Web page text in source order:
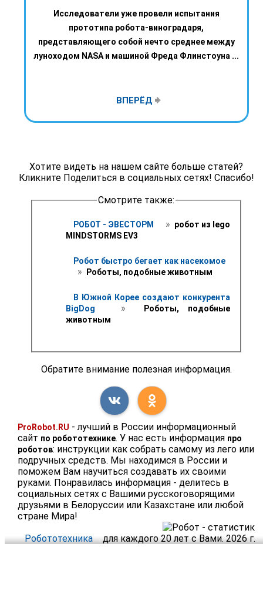
Исследователи уже провели испытания
прототипа робота-виноградаря,
представляющего собой нечто среднее между
луноходом NASA и машиной Фреда Флинстоуна ...
ВПЕРЁД
Хотите видеть на нашем сайте больше статей?
Кликните Поделиться в социальных сетях! Спасибо!
Смотрите также:
РОБОТ - ЭВЕСТОРМ » робот из lego
MINDSTORMS EV3
Робот быстро бегает как насекомое
» Роботы, подобные животным
В Южной Корее создают конкурента
BigDog
»
Роботы, подобные
животным
Обратите внимание полезная информация.
ProRobot.RU - лучший в России информационный
сайт по робототехнике. У нас есть информация про
роботов: инструкции как собрать самому из лего или
подручных средств. Мы находимся в России и
поможем Вам научиться создавать их своими
руками. Понравилась информация - делитесь в
социальных сетях с Вашими русскоговорящими
друзьями в Белоруссии или Казахстане или любой
стране Мира!
Робототехника
для каждого 20 лет с Вами. 2026 г.